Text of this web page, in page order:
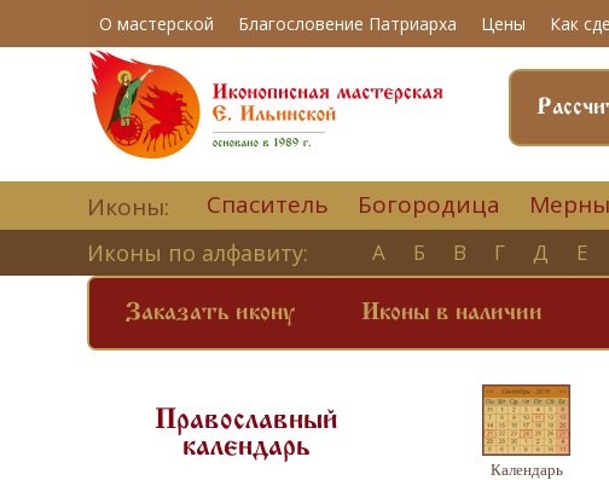
О мастерской Благословение Патриарха Цены Как
Иконы: Спаситель Богородица
Иконы по алфавиту: А Б В Г Д Е
Заказать икону Иконы в наличии
Православный
календарь
Календарь